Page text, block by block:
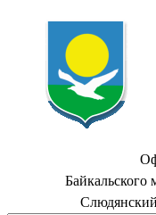
Байкальского